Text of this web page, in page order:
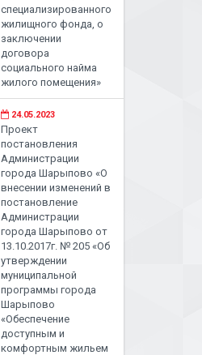
специализированного
жилищного фонда, о
заключении
договора
социального найма
жилого помещения»
24.05.2023
Проект
постановления
Администрации
города Шарыпово «О
внесении изменений в
постановление
Администрации
города Шарыпово от
13.10.2017г. № 205 «Об
утверждении
муниципальной
программы города
Шарыпово
«Обеспечение
доступным и
комфортным жильем